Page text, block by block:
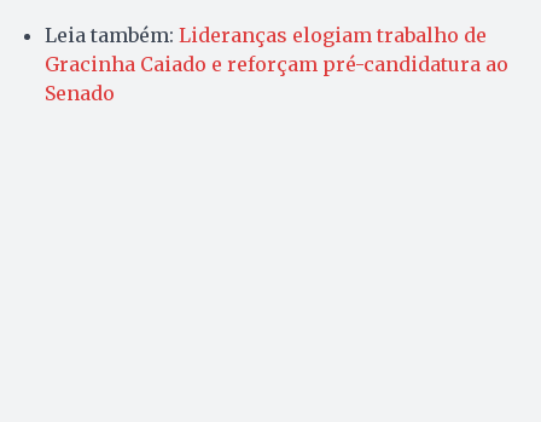
Leia também: Lideranças elogiam trabalho de
Gracinha Caiado e reforçam pré-candidatura ao
Senado